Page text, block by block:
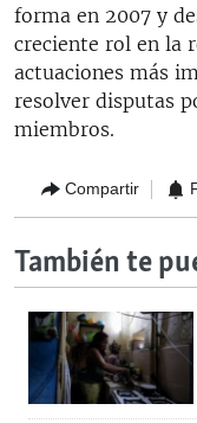
forma en 2007 y
creciente rol en la
actuaciones más
resolver disputas
miembros.
Compartir
También te